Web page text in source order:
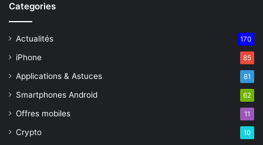
Categories
Actualités 170
iPhone 85
Applications & Astuces 81
Smartphones Android 62
Offres mobiles 11
Crypto 10